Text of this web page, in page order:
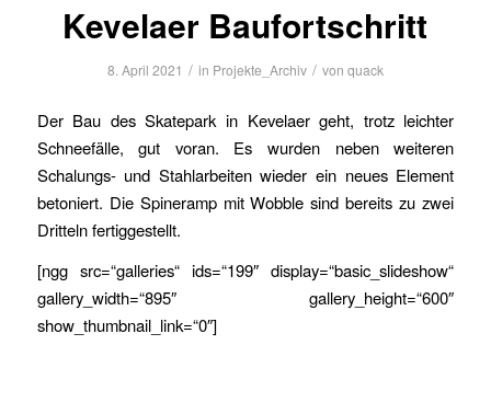
Kevelaer Baufortschritt
8. April 2021 / in Projekte_Archiv / von quack
Der Bau des Skatepark in Kevelaer geht, trotz leichter
Schneefälle, gut voran. Es wurden neben weiteren
Schalungs- und Stahlarbeiten wieder ein neues Element
betoniert. Die Spineramp mit Wobble sind bereits zu zwei
Dritteln fertiggestellt.
[ngg src=“galleries“ ids=“199″ display=“basic_slideshow“
gallery_width=“895″ gallery_height=“600″
show_thumbnail_link=“0″]